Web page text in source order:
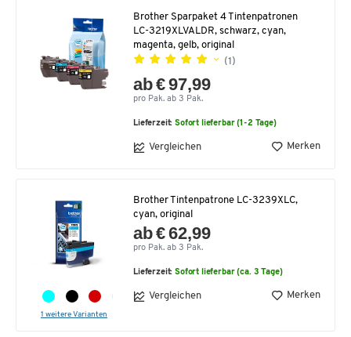
Brother Sparpaket 4 Tintenpatronen
LC-3219XLVALDR, schwarz, cyan,
magenta, gelb, original
(1)
ab € 97,99
pro Pak. ab 3 Pak.
Lieferzeit:Sofort lieferbar (1-2 Tage)
Vergleichen Merken
1 weitere Varianten
Brother Tintenpatrone LC-3239XLC,
cyan, original
ab € 62,99
pro Pak. ab 3 Pak.
Lieferzeit:Sofort lieferbar (ca. 3 Tage)
Vergleichen Merken